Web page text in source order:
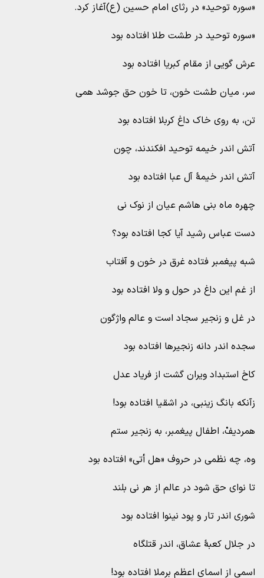
«سوره توحید» در رثای امام حسین (ع)آغاز کرد.
«سوره توحید در طشت طلا افتاده بود
عرش گویی از مقام کبریا افتاده بود
سر، میان طشت خون، تا خون حق جوشد همی
تن، به روی خاک داغ کربلا افتاده بود
آتش اندر خیمه توحید افکندند، چون
آتش اندر خیمۀ آل عبا افتاده بود
چهره ماه بنی هاشم عیان از نوک نی
دست عباس رشید آیا کجا افتاده بود؟
شبه پیغمبر فتاده غرق در خون و آفتاب
از غم این داغ در حول و ولا افتاده بود
در غل و زنجیر سجاد است و عالم واژگون
سجده اندر دانه زنجیرها افتاده بود
کاخ استبداد ویران گشت از فریاد عدل
زآنکه بانگ زینبی، در اشقیا افتاده بود!
همردیفْ، اطفال پیغمبر، به زنجیر ستم
وه، چه نظمی در حروف «هل أتی» افتاده بود
تا نوای حق شود در عالم از هر نی بلند
شوری اندر تار و پود نینوا افتاده بود
در جلال کعبۀ عشاق، اندر قتلگاه
اسمی از اسمای اعظم برملا افتاده بود!